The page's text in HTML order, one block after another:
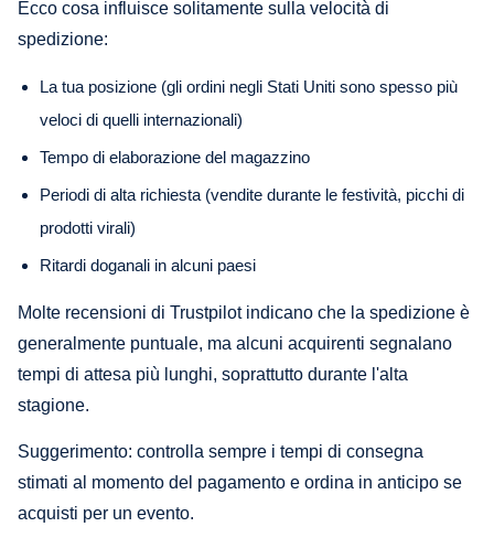
Ecco cosa influisce solitamente sulla velocità di
spedizione:
La tua posizione (gli ordini negli Stati Uniti sono spesso più
veloci di quelli internazionali)
Tempo di elaborazione del magazzino
Periodi di alta richiesta (vendite durante le festività, picchi di
prodotti virali)
Ritardi doganali in alcuni paesi
Molte recensioni di Trustpilot indicano che la spedizione è
generalmente puntuale, ma alcuni acquirenti segnalano
tempi di attesa più lunghi, soprattutto durante l'alta
stagione.
Suggerimento: controlla sempre i tempi di consegna
stimati al momento del pagamento e ordina in anticipo se
acquisti per un evento.